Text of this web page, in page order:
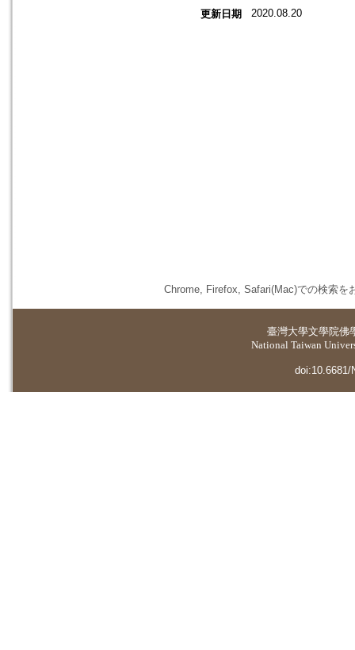
更新日期 2020.08.20
Chrome, Firefox, Safari(Mac)での検索を
臺灣大學文學院佛
National Taiwan
doi:10.6681/